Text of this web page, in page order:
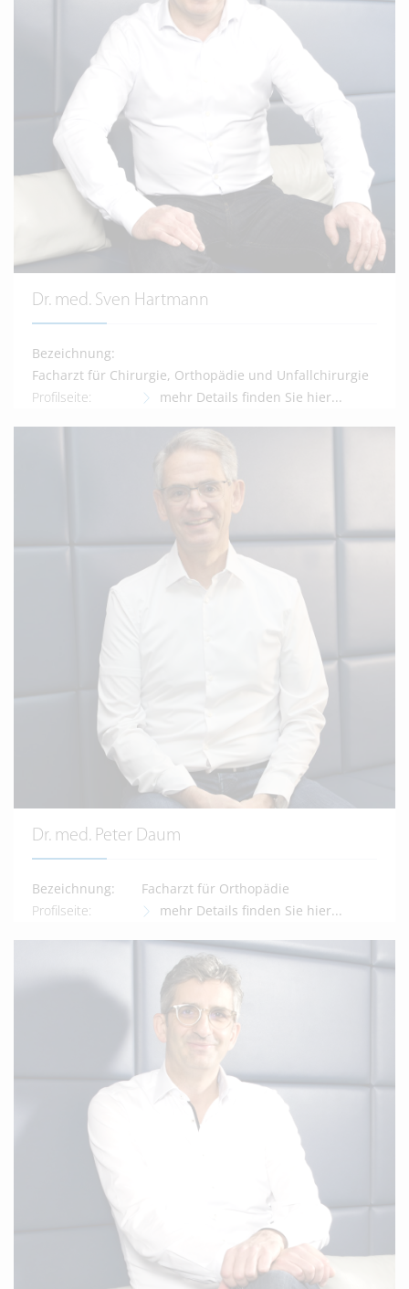
Dr. med. Sven Hartmann
Bezeichnung:
Facharzt für Chirurgie, Orthopädie und Unfallchirurgie
Profilseite:
mehr Details finden Sie hier...
Dr. med. Peter Daum
Bezeichnung:
Facharzt für Orthopädie
Profilseite:
mehr Details finden Sie hier...